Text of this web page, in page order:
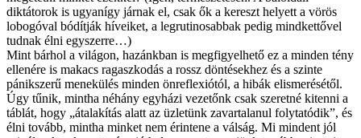
diktátorok is ugyanígy járnak el, csak ők a kereszt helyett a vörös
lobogóval bódítják híveiket, a legrutinosabbak pedig mindkettővel
tudnak élni egyszerre…)
Mint bárhol a világon, hazánkban is megfigyelhető ez a minden tény
ellenére is makacs ragaszkodás a rossz döntésekhez és a szinte
pánikszerű menekülés minden önreflexiótól, a hibák elismerésétől.
Úgy tűnik, mintha néhány egyházi vezetőnk csak szeretné kitenni a
táblát, hogy „átalakítás alatt az üzletünk zavartalanul folytatódik”, és
élni tovább, mintha minket nem érintene a válság. Mi mindent jól